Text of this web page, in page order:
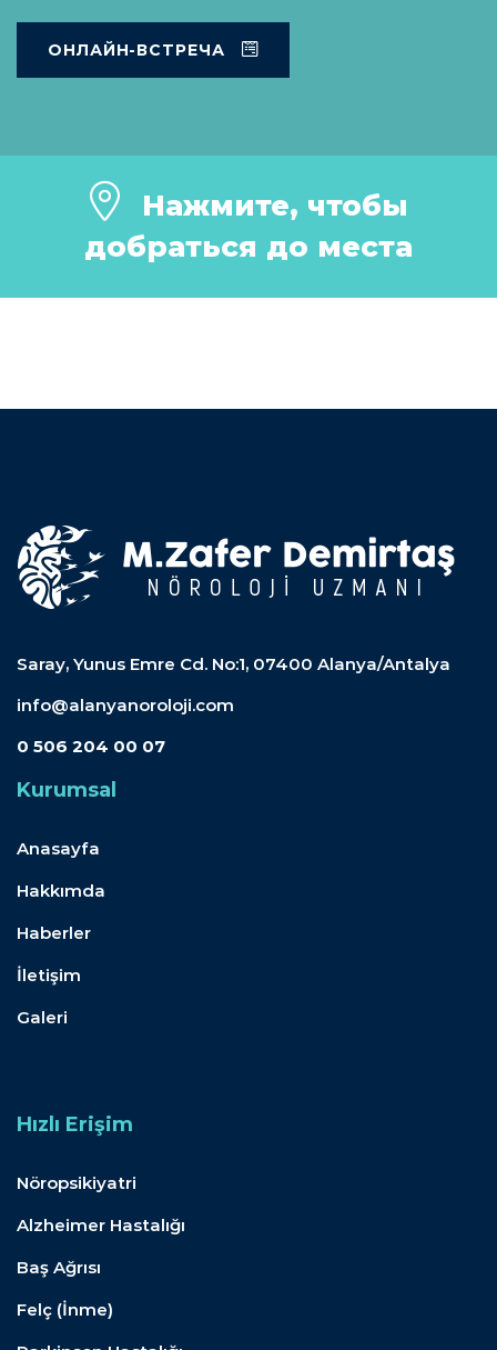
ОНЛАЙН-ВСТРЕЧА
Нажмите, чтобы
добраться до места
Saray, Yunus Emre Cd. No:1, 07400 Alanya/Antalya
info@alanyanoroloji.com
0 506 204 00 07
Kurumsal
Anasayfa
Hakkımda
Haberler
İletişim
Galeri
Hızlı Erişim
Nöropsikiyatri
Alzheimer Hastalığı
Baş Ağrısı
Felç (İnme)